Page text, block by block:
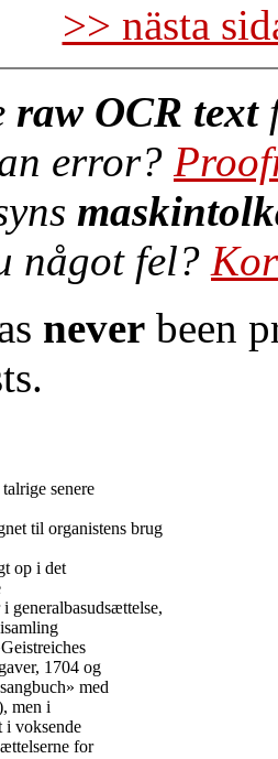
>> nästa
raw OCR text
error?
något fel?
never been
senere
til organistens brug
op i det
generalbasudsættelse,
1704 og
med
men i
i voksende
for